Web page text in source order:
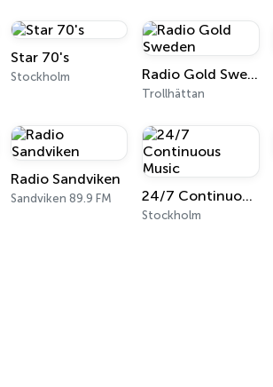
Star 70's
Stockholm Radio Gold Sweden
Trollhättan
Radio Sandviken
Sandviken 89.9 FM 24/7 Continuous Music
Stockholm